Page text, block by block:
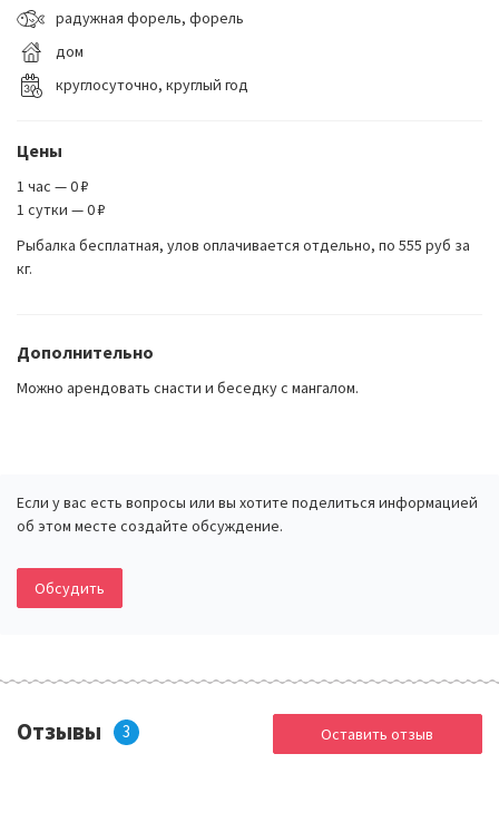
радужная форель, форель
дом
круглосуточно, круглый год
Цены
1 час — 0 ₽
1 сутки — 0 ₽
Рыбалка бесплатная, улов оплачивается отдельно, по 555 руб за
кг.
Дополнительно
Можно арендовать снасти и беседку с мангалом.
Если у вас есть вопросы или вы хотите поделиться информацией
об этом месте создайте обсуждение.
Обсудить
Отзывы 3 Оставить отзыв